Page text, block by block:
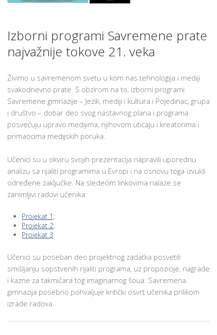
Izborni programi Savremene prate
najvažnije tokove 21. veka
Živimo u savremenom svetu u kom nas tehnologija i mediji
svakodnevno prate. S obzirom na to, izborni programi
Savremene gimnazije – Jezik, mediji i kultura i Pojedinac, grupa
i društvo – dobar deo svog nastavnog plana i programa
posvećuju upravo medijima, njihovom uticaju i kreatorima i
primaocima medijskih poruka.
Učenici su u okviru svojih prezentacija napravili uporednu
analizu sa rijaliti programima u Evropi i na osnovu toga izvukli
određene zaključke. Na sledećim linkovima nalaze se
zanimljivi radovi učenika:
Projekat 1;
Projekat 2;
Projekat 3
Učenici su poseban deo projektnog zadatka posvetili
smišljanju sopstvenih rijaliti programa, uz propozicije, nagrade
i kazne za takmičara tog imaginarnog šoua. Savremena
gimnazija posebno pohvaljuje kritički osvrt učenika prilikom
izrade radova.